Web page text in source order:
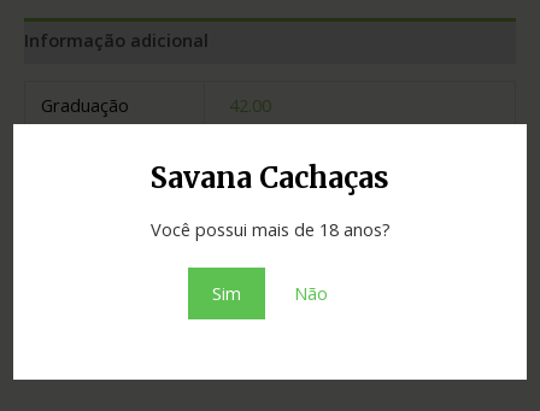
Savana Cachaças
Você possui mais de 18 anos?
Sim Não
Informação adicional
Graduação
42.00
Martinho Campos
Minas Gerais